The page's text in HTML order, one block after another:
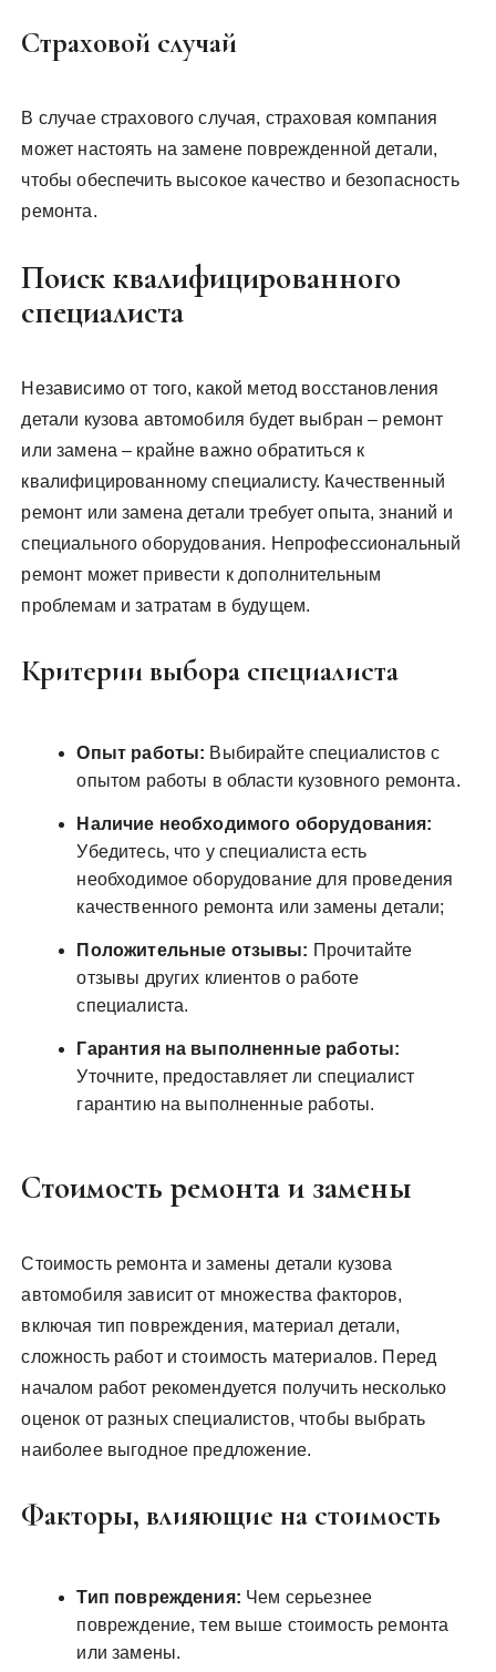
Страховой случай
В случае страхового случая, страховая компания
может настоять на замене поврежденной детали,
чтобы обеспечить высокое качество и безопасность
ремонта.
Поиск квалифицированного
специалиста
Независимо от того, какой метод восстановления
детали кузова автомобиля будет выбран – ремонт
или замена – крайне важно обратиться к
квалифицированному специалисту. Качественный
ремонт или замена детали требует опыта, знаний и
специального оборудования. Непрофессиональный
ремонт может привести к дополнительным
проблемам и затратам в будущем.
Критерии выбора специалиста
Опыт работы: Выбирайте специалистов с
опытом работы в области кузовного ремонта.
Наличие необходимого оборудования:
Убедитесь, что у специалиста есть
необходимое оборудование для проведения
качественного ремонта или замены детали;
Положительные отзывы: Прочитайте
отзывы других клиентов о работе
специалиста.
Гарантия на выполненные работы:
Уточните, предоставляет ли специалист
гарантию на выполненные работы.
Стоимость ремонта и замены
Стоимость ремонта и замены детали кузова
автомобиля зависит от множества факторов,
включая тип повреждения, материал детали,
сложность работ и стоимость материалов. Перед
началом работ рекомендуется получить несколько
оценок от разных специалистов, чтобы выбрать
наиболее выгодное предложение.
Факторы, влияющие на стоимость
Тип повреждения: Чем серьезнее
повреждение, тем выше стоимость ремонта
или замены.